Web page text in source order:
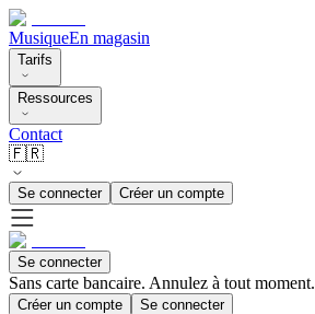
MusiqueEn magasin
Tarifs
Ressources
Contact
🇫🇷
Se connecter Créer un compte
Se connecter
Sans carte bancaire. Annulez à tout moment.
Créer un compte Se connecter